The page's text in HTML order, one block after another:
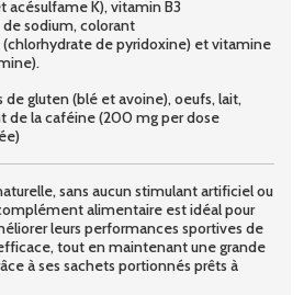
acésulfame K), vitamin B3
sodium, colorant
de pyridoxine) et vitamine
gluten (blé et avoine), oeufs, lait,
de la caféine (200 mg per dose
sans aucun stimulant artificiel ou
alimentaire est idéal pour
leurs performances sportives de
tout en maintenant une grande
à ses sachets portionnés prêts à